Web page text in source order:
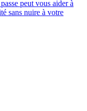
peut vous aider à
sans nuire à votre